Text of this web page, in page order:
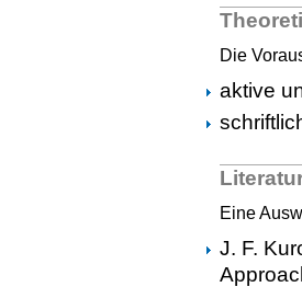
Die
aktive
Eine
J. F.